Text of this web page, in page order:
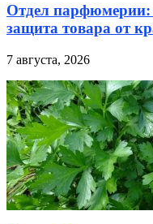
Отдел парфюмерии:
защита товара от
7 августа, 2026